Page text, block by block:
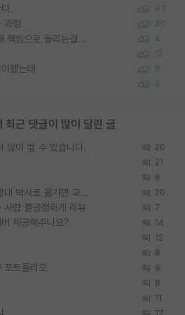
. 43
과정 40
왜 후배가 못하는걸 교수님은 내 책임으로 돌리는걸까요? 4
12
됐는데 9
5
최근 댓글이 많이 달린 글
많이 벌 수 있습니다. 20
21
8
SSH 박사과정을 그만두고 지방대 박사로 옮기면 교수의 꿈은 끝일까요? 20
사람 불공정하게 리뷰 7
제공해주나요? 14
12
8
포트폴리오 9
8
11